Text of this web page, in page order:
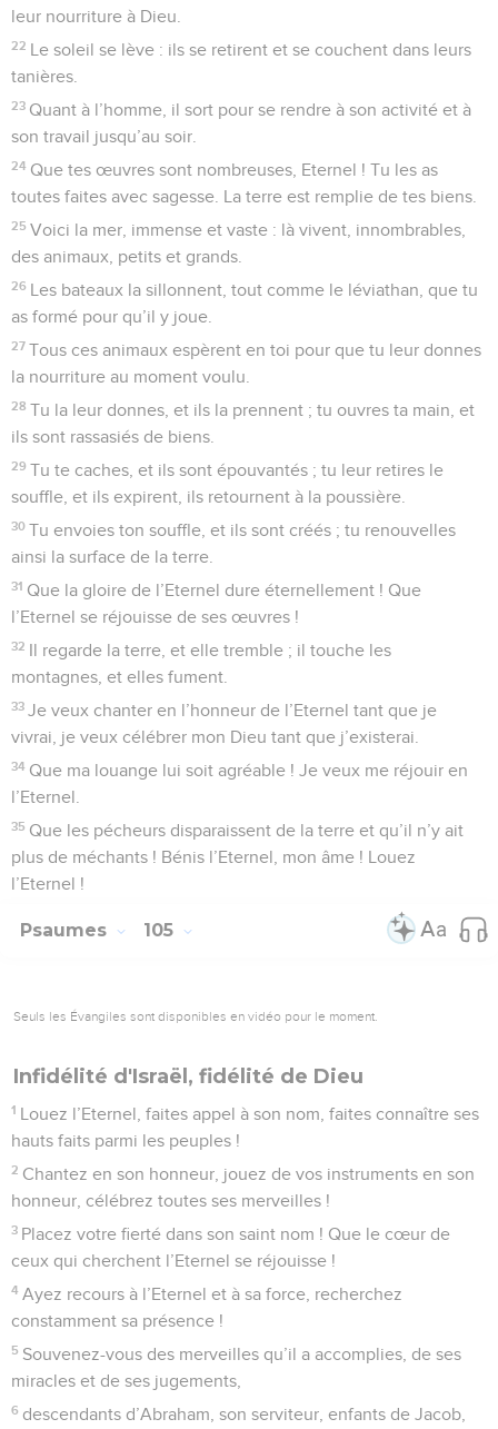
leur nourriture à Dieu.
22 Le soleil se lève : ils se retirent et se couchent dans leurs
tanières.
23 Quant à l’homme, il sort pour se rendre à son activité et à
son travail jusqu’au soir.
24 Que tes œuvres sont nombreuses, Eternel ! Tu les as
toutes faites avec sagesse. La terre est remplie de tes biens.
25 Voici la mer, immense et vaste : là vivent, innombrables,
des animaux, petits et grands.
26 Les bateaux la sillonnent, tout comme le léviathan, que tu
as formé pour qu’il y joue.
27 Tous ces animaux espèrent en toi pour que tu leur donnes
la nourriture au moment voulu.
28 Tu la leur donnes, et ils la prennent ; tu ouvres ta main, et
ils sont rassasiés de biens.
29 Tu te caches, et ils sont épouvantés ; tu leur retires le
souffle, et ils expirent, ils retournent à la poussière.
30 Tu envoies ton souffle, et ils sont créés ; tu renouvelles
ainsi la surface de la terre.
31 Que la gloire de l’Eternel dure éternellement ! Que
l’Eternel se réjouisse de ses œuvres !
32 Il regarde la terre, et elle tremble ; il touche les
montagnes, et elles fument.
33 Je veux chanter en l’honneur de l’Eternel tant que je
vivrai, je veux célébrer mon Dieu tant que j’existerai.
34 Que ma louange lui soit agréable ! Je veux me réjouir en
l’Eternel.
35 Que les pécheurs disparaissent de la terre et qu’il n’y ait
plus de méchants ! Bénis l’Eternel, mon âme ! Louez
l’Eternel !
Psaumes 105
Seuls les Évangiles sont disponibles en vidéo pour le moment.
Infidélité d'Israël, fidélité de Dieu
1 Louez l’Eternel, faites appel à son nom, faites connaître ses
hauts faits parmi les peuples !
2 Chantez en son honneur, jouez de vos instruments en son
honneur, célébrez toutes ses merveilles !
3 Placez votre fierté dans son saint nom ! Que le cœur de
ceux qui cherchent l’Eternel se réjouisse !
4 Ayez recours à l’Eternel et à sa force, recherchez
constamment sa présence !
5 Souvenez-vous des merveilles qu’il a accomplies, de ses
miracles et de ses jugements,
6 descendants d’Abraham, son serviteur, enfants de Jacob,